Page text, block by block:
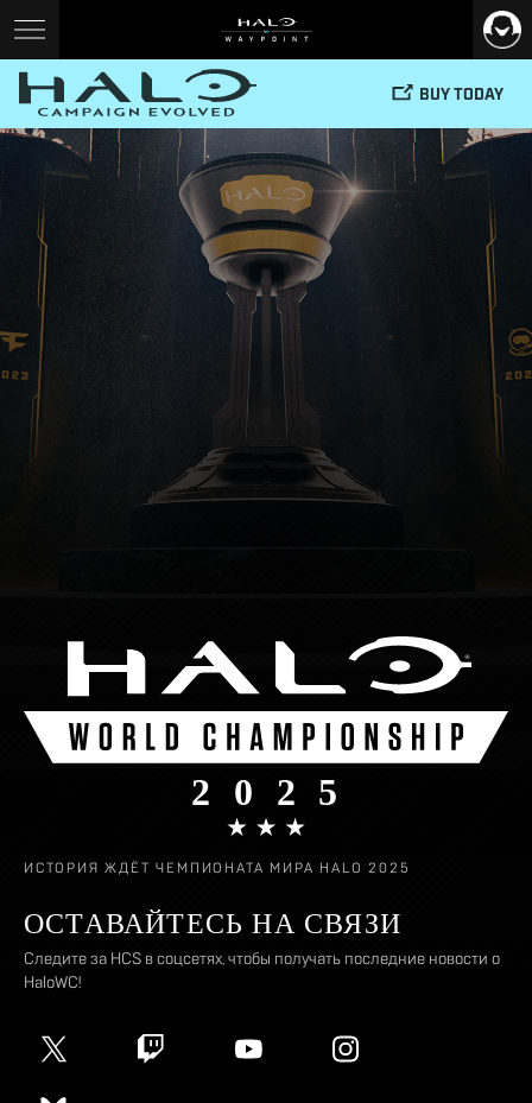
BUY TODAY
ИСТОРИЯ ЖДЁТ ЧЕМПИОНАТА МИРА HALO 2025
ОСТАВАЙТЕСЬ НА СВЯЗИ
Следите за HCS в соцсетях, чтобы получать последние новости о
HaloWC!